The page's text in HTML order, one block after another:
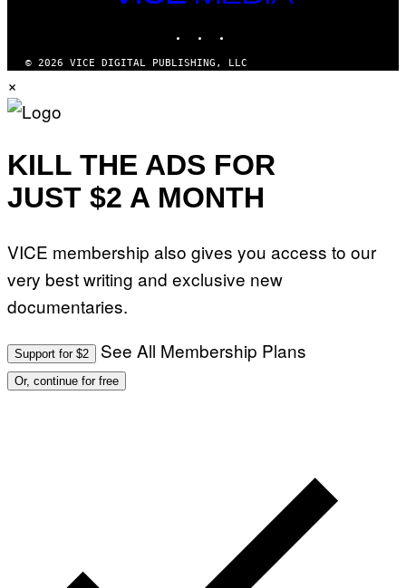
MEDIA
© 2026 VICE DIGITAL PUBLISHING, LLC
×
KILL THE ADS FOR
JUST $2 A MONTH
VICE membership also gives you access to our
very best writing and exclusive new
documentaries.
Support for $2 See All Membership Plans
Or, continue for free